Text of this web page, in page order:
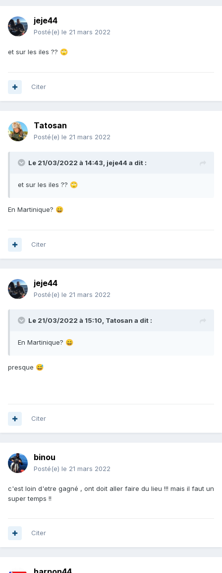
jeje44
Posté(e) le 21 mars 2022
et sur les iles ?? 🙄
Citer
Tatosan
Posté(e) le 21 mars 2022
Le 21/03/2022 à 14:43, jeje44 a dit :
et sur les iles ?? 🙄
En Martinique? 😄
Citer
jeje44
Posté(e) le 21 mars 2022
Le 21/03/2022 à 15:10, Tatosan a dit :
En Martinique? 😄
presque 😅
Citer
binou
Posté(e) le 21 mars 2022
c'est loin d'etre gagné , ont doit aller faire du lieu !!! mais il faut un
super temps !!
Citer